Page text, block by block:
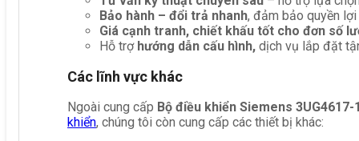
Bảo hành – đổi trả nhanh, đảm bảo quyền lợi
Giá cạnh tranh, chiết khấu tốt cho đơn số
Hỗ trợ hướng dẫn cấu hình, dịch vụ lắp đặt
Các lĩnh vực khác
Ngoài cung cấp Bộ điều khiển Siemens 3UG4617-
khiển, chúng tôi còn cung cấp các thiết bị khác: